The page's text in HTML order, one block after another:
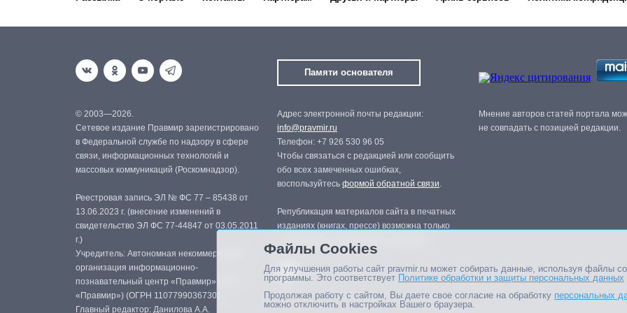
Памяти основателя
© 2003—2026.
Сетевое издание Правмир зарегистрировано
в Федеральной службе по надзору в сфере
связи, информационных технологий и
массовых коммуникаций (Роскомнадзор).
Реестровая запись ЭЛ № ФС 77 – 85438 от
13.06.2023 г. (внесение изменений в
свидетельство ЭЛ ФС 77-44847 от 03.05.2011
г.)
Учредитель: Автономная некоммерческая
организация информационно-
познавательный центр «Правмир» (АНО
«Правмир») (ОГРН 1107799036730)
Главный редактор: Данилова А.А.
Адрес электронной почты редакции:
info@pravmir.ru
Телефон: +7 926 530 96 05
Чтобы связаться с редакцией или сообщить
обо всех замеченных ошибках,
воспользуйтесь формой обратной связи.
Републикация материалов сайта в печатных
изданиях (книгах, прессе) возможна только
Мнение авторов статей портала
не совпадать с позицией редакции.
Файлы Cookies
Для улучшения работы сайт pravmir.ru может собирать данные, используя файлы
программы. Это соответствует Политике обработки и защиты персональных данных
Продолжая работу с сайтом, Вы даете свое согласие на обработку персональных
можно отключить в настройках Вашего браузера.